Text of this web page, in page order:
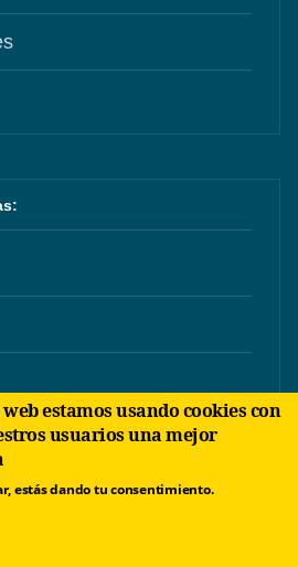
usuarios una mejor
estás dando tu consentimiento.